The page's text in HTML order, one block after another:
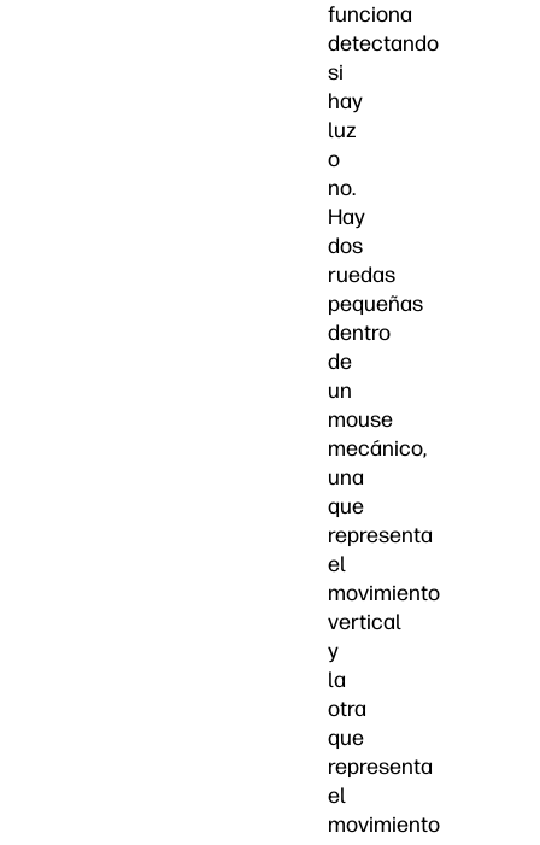
funciona
detectando
si
hay
luz
o
no.
Hay
dos
ruedas
pequeñas
dentro
de
un
mouse
mecánico,
una
que
representa
el
movimiento
vertical
y
la
otra
que
representa
el
movimiento